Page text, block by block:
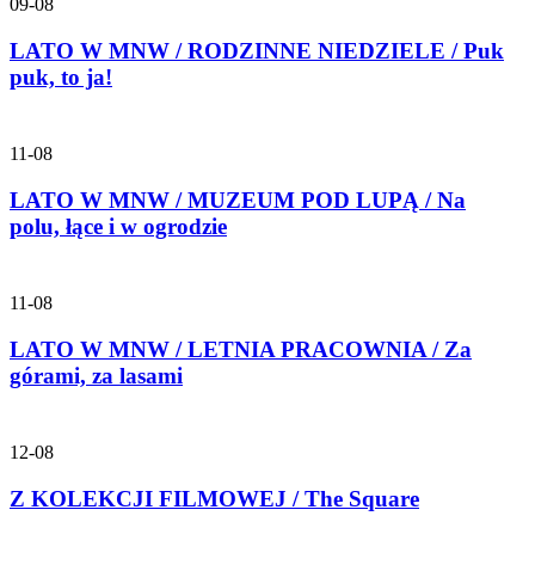
LATO W MNW / RODZINNE NIEDZIELE / Puk
puk, to ja!
11-08
LATO W MNW / MUZEUM POD LUPĄ / Na
polu, łące i w ogrodzie
11-08
LATO W MNW / LETNIA PRACOWNIA / Za
górami, za lasami
12-08
Z KOLEKCJI FILMOWEJ / The Square